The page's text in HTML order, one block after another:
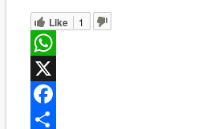
Like 1
WhatsApp
X
Facebook